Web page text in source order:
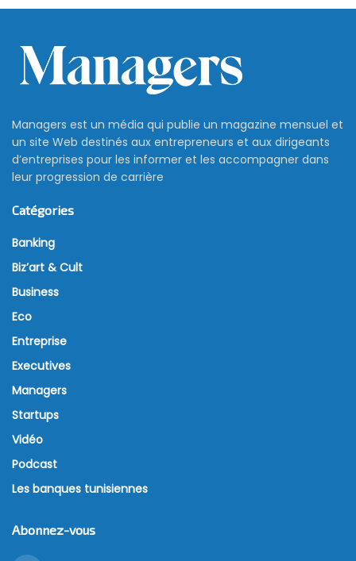
Managers est un média qui publie un magazine mensuel et
un site Web destinés aux entrepreneurs et aux dirigeants
d’entreprises pour les informer et les accompagner dans
leur progression de carrière
Catégories
Banking
Biz’art & Cult
Business
Eco
Entreprise
Executives
Managers
Startups
Vidéo
Podcast
Les banques tunisiennes
Abonnez-vous